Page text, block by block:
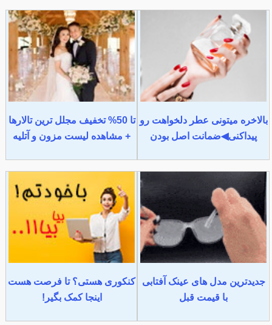
بالاخره میتونی عطر دلخواهت رو
پیداکنی◀ضمانت اصل بودن
تا 50% تخفیف مجلل ترین تالارها
+ مشاهده لیست مزون و آتلیه
جدیدترین مدل های عینک آفتابی
با قیمت قبل
کنکوری هستی؟ تا فرصت هست
اینجا کمک بگیر!